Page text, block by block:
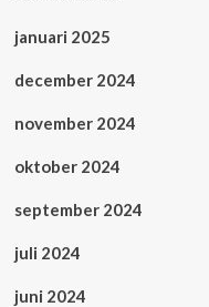
januari 2025
december 2024
november 2024
oktober 2024
september 2024
juli 2024
juni 2024